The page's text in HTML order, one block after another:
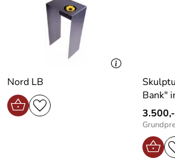
Nord LB
Bank"